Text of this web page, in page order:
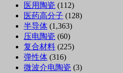
医用陶瓷 (112)
医药高分子 (128)
半导体 (1,363)
压电陶瓷 (60)
复合材料 (225)
弹性体 (316)
微波介电陶瓷 (3)